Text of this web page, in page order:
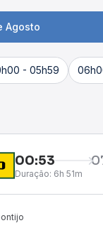
Agosto
- 05h59
00:53
Duração: 6h 51m